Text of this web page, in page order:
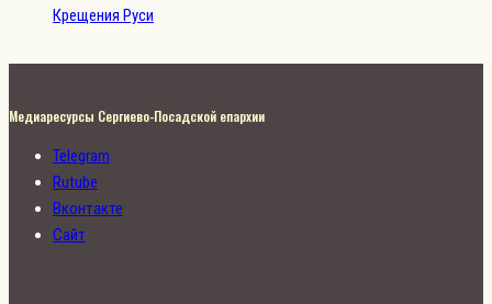
Крещения Руси
Медиаресурсы Сергиево-Посадской епархии
Telegram
Rutube
Вконтакте
Сайт